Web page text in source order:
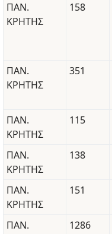
ΠΑΝ.
ΚΡΗΤΗΣ
158
ΠΑΝ.
ΚΡΗΤΗΣ
351
ΠΑΝ.
ΚΡΗΤΗΣ
115
ΠΑΝ.
ΚΡΗΤΗΣ
138
ΠΑΝ.
ΚΡΗΤΗΣ
151
ΠΑΝ.
1286